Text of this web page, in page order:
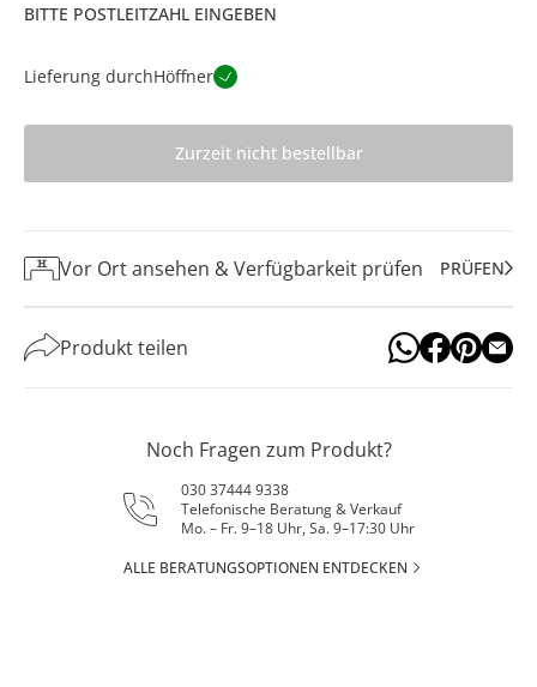
BITTE POSTLEITZAHL EINGEBEN
Lieferung durchHöffner
Zurzeit nicht bestellbar
Vor Ort ansehen & Verfügbarkeit prüfen PRÜFEN
Produkt teilen
Noch Fragen zum Produkt?
030 37444 9338
Telefonische Beratung & Verkauf
Mo. – Fr. 9–18 Uhr, Sa. 9–17:30 Uhr
ALLE BERATUNGSOPTIONEN ENTDECKEN